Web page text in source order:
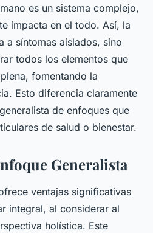
es un sistema complejo,
impacta en el todo. Así, la
a síntomas aislados, sino
todos los elementos que
fomentando la
Esto diferencia claramente
de enfoques que
de salud o bienestar.
Generalista
ventajas significativas
integral, al considerar al
holística. Este